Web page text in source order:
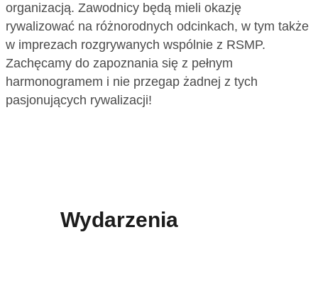
organizacją. Zawodnicy będą mieli okazję
rywalizować na różnorodnych odcinkach, w tym także
w imprezach rozgrywanych wspólnie z RSMP.
Zachęcamy do zapoznania się z pełnym
harmonogramem i nie przegap żadnej z tych
pasjonujących rywalizacji!
Wydarzenia